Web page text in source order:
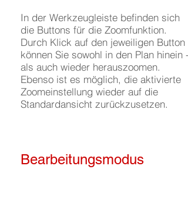
In der Werkzeugleiste befinden sich
die Buttons für die Zoomfunktion.
Durch Klick auf den jeweiligen Button
können Sie sowohl in den Plan hinein -
als auch wieder herauszoomen.
Ebenso ist es möglich, die aktivierte
Zoomeinstellung wieder auf die
Standardansicht zurückzusetzen.
Bearbeitungsmodus